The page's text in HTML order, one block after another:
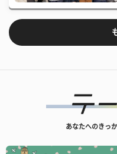
あなたへのきっ